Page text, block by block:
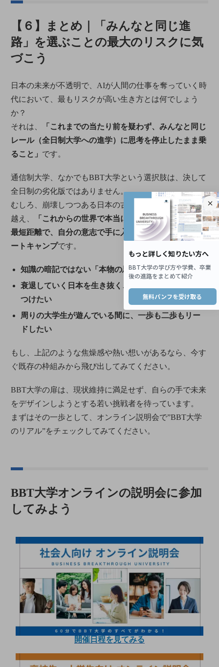
【６】まとめ｜「みんなと同じ進
路」を選ぶことの最大のリスクに気
づこう
日本の未来が不透明で、AIが人間の仕事を奪っていく時
代において、最もリスクが高い生き方とは何でしょう
か？
それは、
「これまでの当たり前を疑わず、みんなと同じ
レール（全日制大学への進学）に思考を停止したまま乗
ること」 です。
通信制大学、なかでもBBT大学という選択肢は、決して
全日制の劣化版ではありません。
むしろ、崩壊しつつある日本の古い教育システムを飛び
越え、
「これからの世界で本当に必要とされる実力」を
最短距離で、自分の意志で手に入れるための最先端のブ
ートキャンプです。
知識の暗記ではない「本物の思考力」が欲しい
衰退していく日本を生き抜く、”圧倒的な個の力”を
つけたい
周りの大学生が遊んでいる間に、一歩も二歩もリー
ドしたい
もし、上記のような焦燥感や熱い想いがあるなら、今す
ぐ既存の枠組みから飛び出してみてください。
BBT大学の扉は、現状維持に満足せず、自らの手で未来
をデザインしようとする若い挑戦者を待っています。
まずはその一歩として、オンライン説明会で”BBT大学
のリアル”をチェックしてみてください。
BBT大学オンラインの説明会に参加
してみよう
開催日程を見てみる